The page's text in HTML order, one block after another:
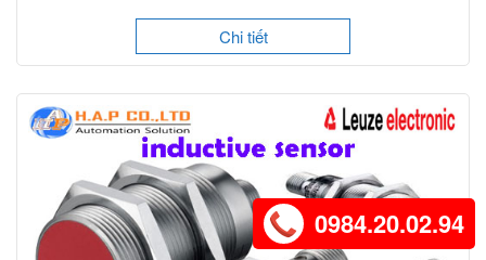
Chi tiết
0984.20.02.94